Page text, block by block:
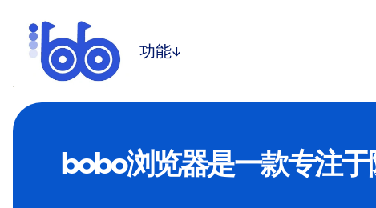
功能↓
bobo浏览器是一款专注